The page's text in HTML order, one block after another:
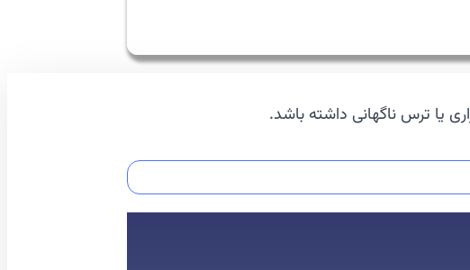
ترس ناگهانی داشته باشد.